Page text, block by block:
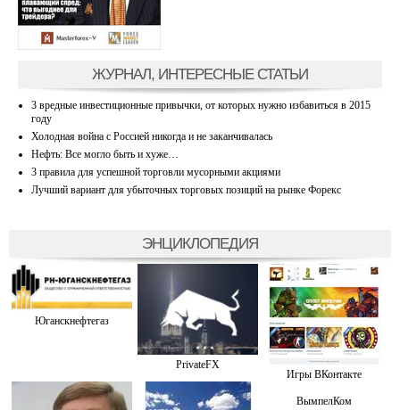
ЖУРНАЛ, ИНТЕРЕСНЫЕ СТАТЬИ
3 вредные инвестиционные привычки, от которых нужно избавиться в 2015
году
Холодная война с Россией никогда и не заканчивалась
Нефть: Все могло быть и хуже…
3 правила для успешной торговли мусорными акциями
Лучший вариант для убыточных торговых позиций на рынке Форекс
ЭНЦИКЛОПЕДИЯ
Юганскнефтегаз
PrivateFX
Игры ВКонтакте
ВымпелКом